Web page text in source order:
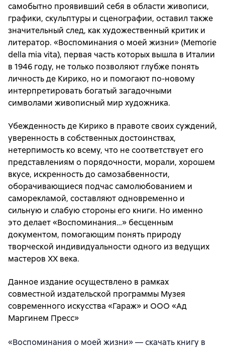
самобытно проявивший себя в области живописи,
графики, скульптуры и сценографии, оставил также
значительный след, как художественный критик и
литератор. «Воспоминания о моей жизни» (Memorie
della mia vita), первая часть которых вышла в Италии
в 1946 году, не только позволяют глубже понять
личность де Кирико, но и помогают по-новому
интерпретировать богатый загадочными
символами живописный мир художника.
Убежденность де Кирико в правоте своих суждений,
уверенность в собственных достоинствах,
нетерпимость ко всему, что не соответствует его
представлениям о порядочности, морали, хорошем
вкусе, искренность до самозабвенности,
оборачивающиеся подчас самолюбованием и
саморекламой, составляют одновременно и
сильную и слабую стороны его книги. Но именно
это делает «Воспоминания…» бесценным
документом, помогающим понять природу
творческой индивидуальности одного из ведущих
мастеров XX века.
Данное издание осуществлено в рамках
совместной издательской программы Музея
современного искусства «Гараж» и ООО «Ад
Маргинем Пресс»
«Воспоминания о моей жизни» — скачать книгу в